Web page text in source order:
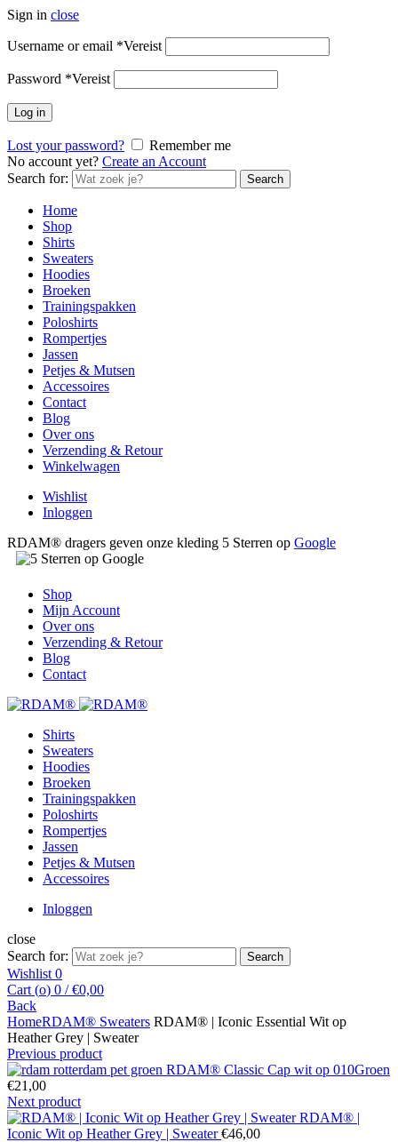
Sign in close
Username or email *Vereist
Password *Vereist
Log in
Lost your password?
Remember me
No account yet? Create an Account
Search for:
Search
Home
Shop
Shirts
Sweaters
Hoodies
Broeken
Trainingspakken
Poloshirts
Rompertjes
Jassen
Petjes & Mutsen
Accessoires
Contact
Blog
Over ons
Verzending & Retour
Winkelwagen
Wishlist
Inloggen
RDAM® dragers geven onze kleding 5 Sterren op Google
Shop
Mijn Account
Over ons
Verzending & Retour
Blog
Contact
Shirts
Sweaters
Hoodies
Broeken
Trainingspakken
Poloshirts
Rompertjes
Jassen
Petjes & Mutsen
Accessoires
Inloggen
close
Search for:
Search
Wishlist 0
Cart (o) 0 / €0,00
Back
HomeRDAM® Sweaters RDAM® | Iconic Essential Wit op
Heather Grey | Sweater
Previous product
RDAM® Classic Cap wit op 010Groen
€21,00
Next product
RDAM® |
Iconic Wit op Heather Grey | Sweater€46,00